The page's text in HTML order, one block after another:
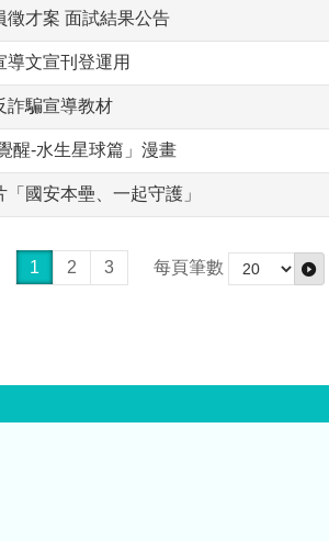
徵才案 面試結果公告
文宣刊登運用
詐騙宣導教材
醒-水生星球篇」漫畫
國安本壘、一起守護」
1 2 3 每頁筆數